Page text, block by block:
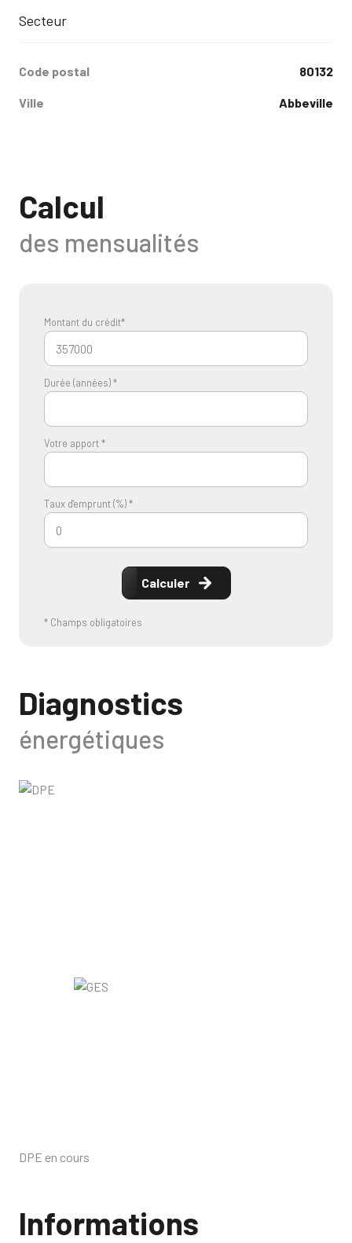
Secteur
Code postal 80132
Ville Abbeville
Calcul
des mensualités
Montant du crédit*
Durée (années) *
Votre apport *
Taux d'emprunt (%) *
Calculer
* Champs obligatoires
Diagnostics
énergétiques
DPE en cours
Informations